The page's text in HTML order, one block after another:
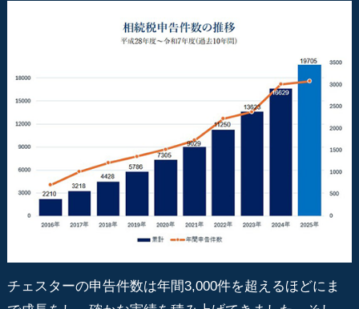
チェスターの申告件数は年間3,000件を超えるほどにま